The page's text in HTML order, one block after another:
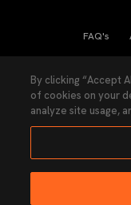
FAQ's
Ley
By clicking “Accept
of cookies on your
analyze site usage,